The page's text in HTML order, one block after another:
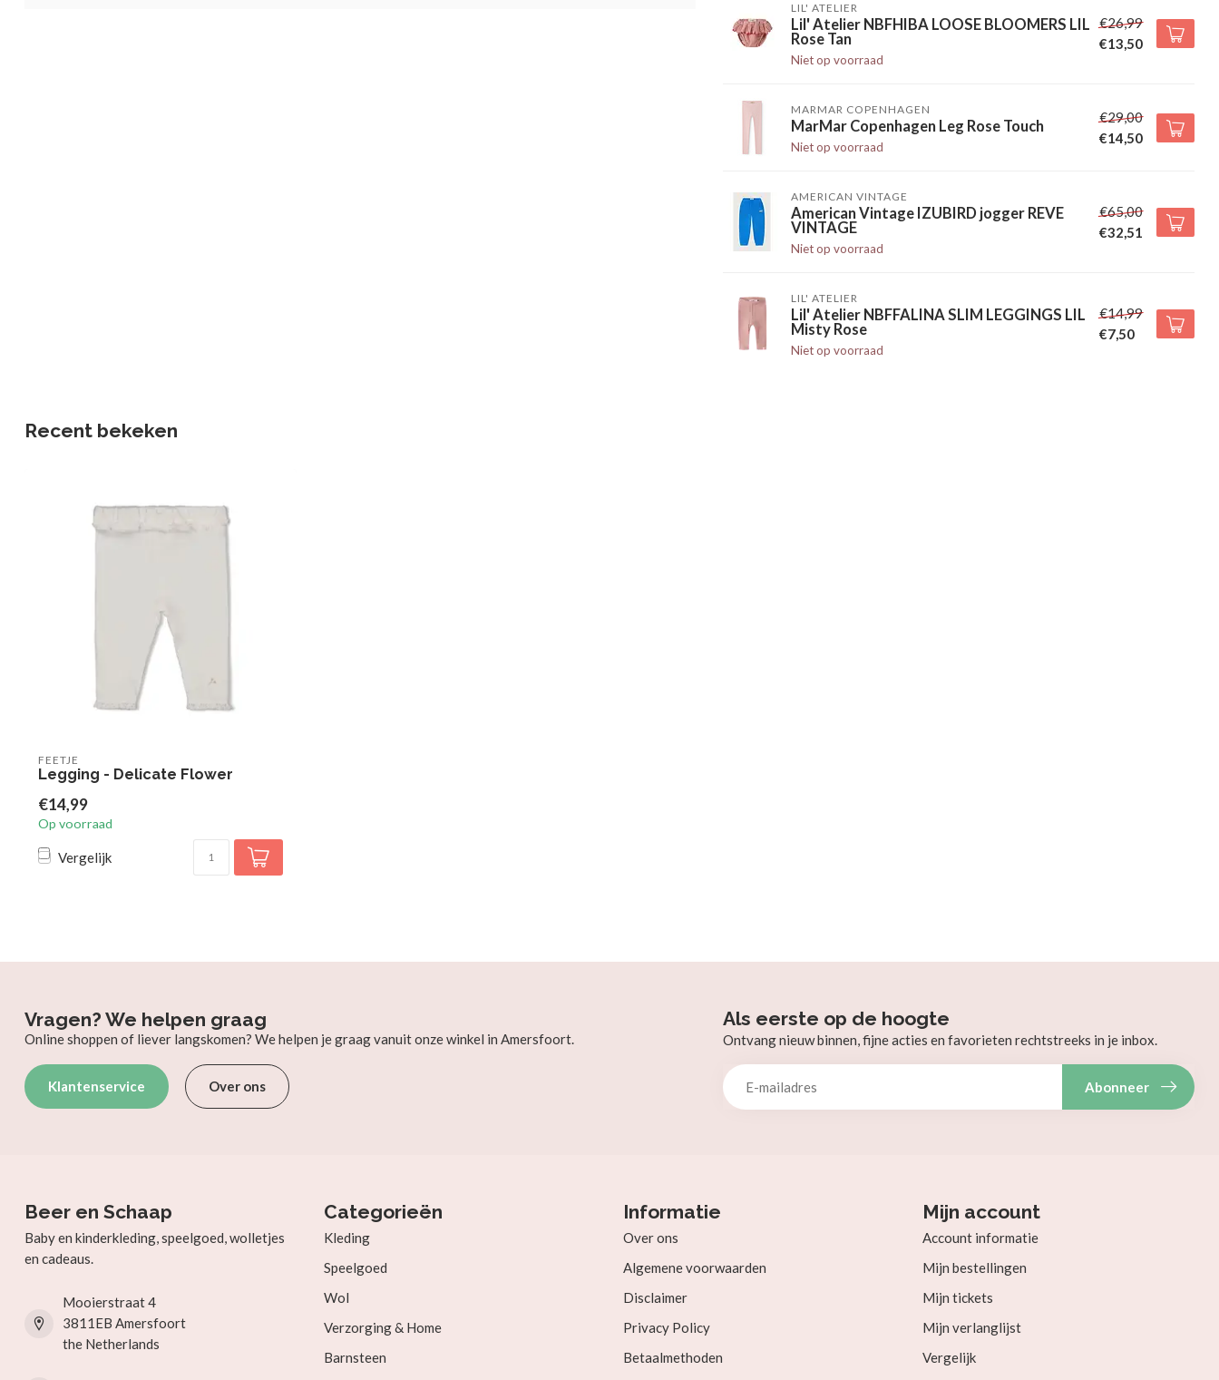
LIL' ATELIER
Lil' Atelier NBFHIBA LOOSE BLOOMERS LIL
Rose Tan
Niet op voorraad
€26,99
€13,50
MARMAR COPENHAGEN
MarMar Copenhagen Leg Rose Touch
Niet op voorraad
€29,00
€14,50
AMERICAN VINTAGE
American Vintage IZUBIRD jogger REVE
VINTAGE
Niet op voorraad
€65,00
€32,51
LIL' ATELIER
Lil' Atelier NBFFALINA SLIM LEGGINGS LIL
Misty Rose
Niet op voorraad
€14,99
€7,50
Recent bekeken
FEETJE
Legging - Delicate Flower
€14,99
Op voorraad
Vergelijk
Vragen? We helpen graag
Online shoppen of liever langskomen? We helpen je graag vanuit onze winkel in Amersfoort.
Klantenservice Over ons
Als eerste op de hoogte
Ontvang nieuw binnen, fijne acties en favorieten rechtstreeks in je inbox.
Abonneer
Beer en Schaap
Baby en kinderkleding, speelgoed, wolletjes
en cadeaus.
Mooierstraat 4
3811EB Amersfoort
the Netherlands
Categorieën
Kleding
Speelgoed
Wol
Verzorging & Home
Barnsteen
Informatie
Over ons
Algemene voorwaarden
Disclaimer
Privacy Policy
Betaalmethoden
Mijn account
Account informatie
Mijn bestellingen
Mijn tickets
Mijn verlanglijst
Vergelijk